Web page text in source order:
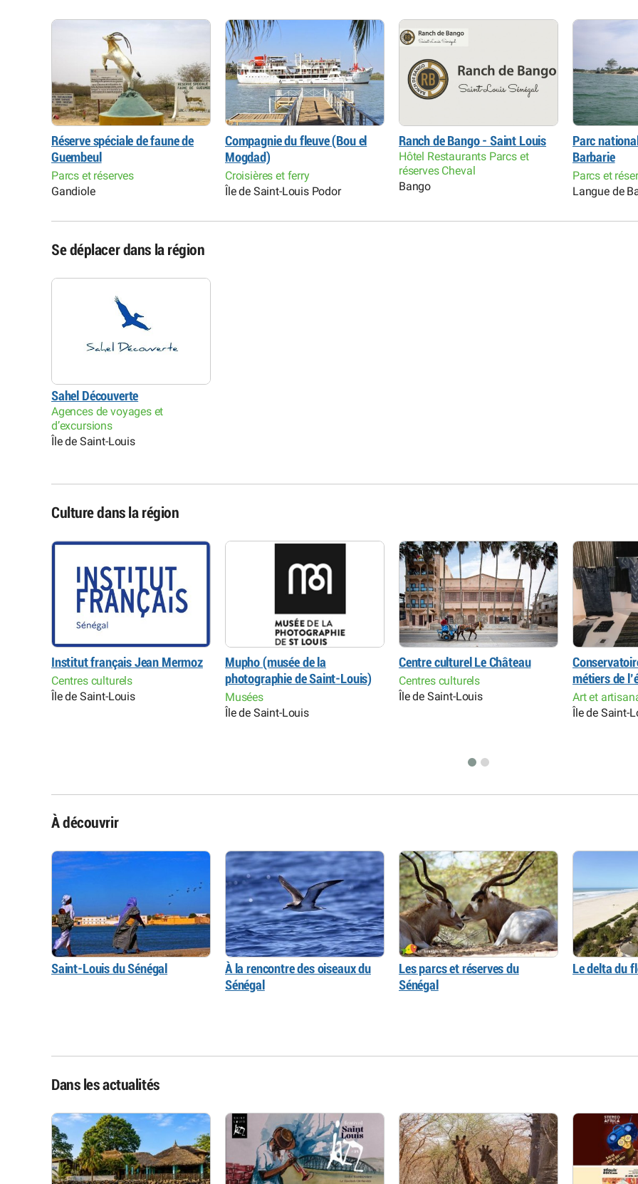
Réserve spéciale de faune de
Guembeul
Parcs et réserves
Gandiole
Compagnie du fleuve (Bou el
Mogdad)
Croisières et ferry
Île de Saint-Louis Podor
Ranch de Bango - Saint Louis
Hôtel Restaurants Parcs et
réserves Cheval
Bango
Parc
Barbarie
Parcs et
Langue de
Se déplacer dans la région
Sahel Découverte
Agences de voyages et
d’excursions
Île de Saint-Louis
Culture dans la région
Institut français Jean Mermoz
Centres culturels
Île de Saint-Louis
Mupho (musée de la
photographie de Saint-Louis)
Musées
Île de Saint-Louis
Centre culturel Le Château
Centres culturels
Île de Saint-Louis
métiers de
Art et
Île de Saint-
À découvrir
Saint-Louis du Sénégal
À la rencontre des oiseaux du
Sénégal
Les parcs et réserves du
Sénégal
Le delta du
Dans les actualités